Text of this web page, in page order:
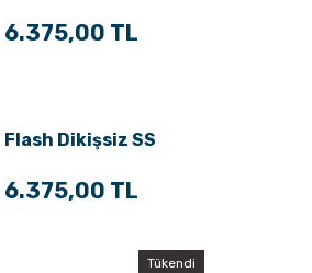
6.375,00 TL
Flash Dikişsiz SS
6.375,00 TL
Tükendi